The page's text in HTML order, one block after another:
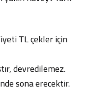
TL çekler için
devredilemez.
sona erecektir.